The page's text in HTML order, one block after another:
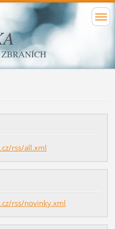
rss/all.xml
rss/novinky.xml